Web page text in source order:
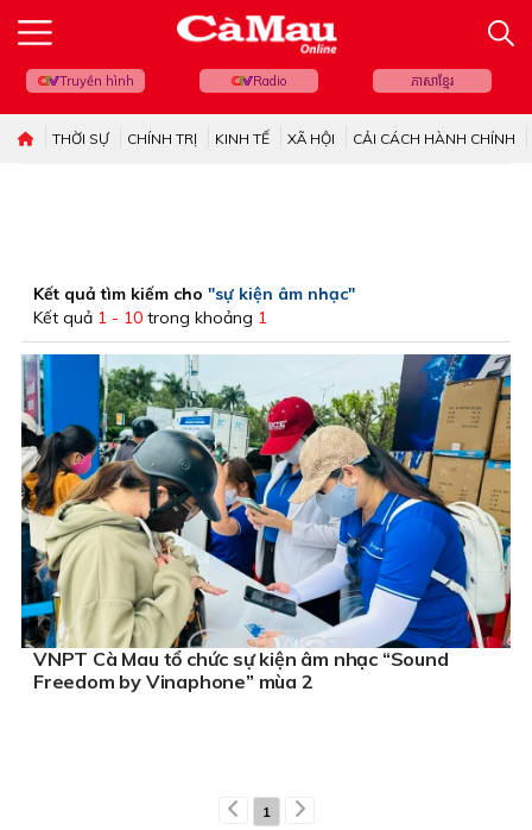
Truyền hình Radio ភាសាខ្មែរ
THỜI SỰ CHÍNH TRỊ KINH TẾ XÃ HỘI CẢI CÁCH HÀNH CHÍNH
Kết quả tìm kiếm cho "sự kiện âm nhạc"
Kết quả 1 - 10 trong khoảng 1
VNPT Cà Mau tổ chức sự kiện âm nhạc “Sound
Freedom by Vinaphone” mùa 2
1